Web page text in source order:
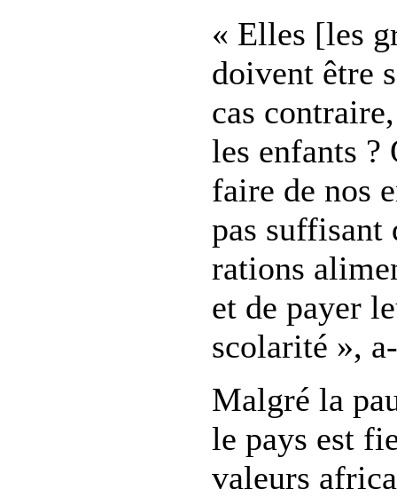
« Elles [les
doivent être
cas
les enfants ?
faire de nos
pas suffisant
rations
et de payer
scolarité »,
Malgré la
le pays est
valeurs